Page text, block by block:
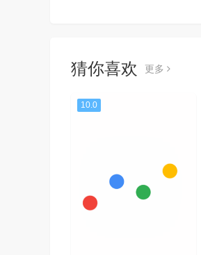
猜你喜欢 更多
10.0